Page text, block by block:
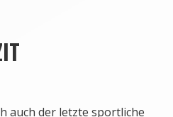
auch der letzte sportliche